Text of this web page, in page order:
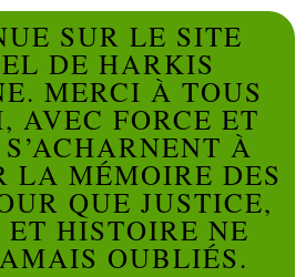
SUR LE SITE
DE HARKIS
MERCI À TOUS
AVEC FORCE ET
À
LA MÉMOIRE DES
QUE JUSTICE,
ET HISTOIRE NE
OUBLIÉS.